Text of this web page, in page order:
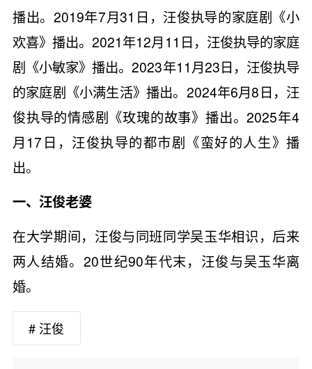
播出。2019年7月31日，汪俊执导的家庭剧《小
欢喜》播出。2021年12月11日，汪俊执导的家庭
剧《小敏家》播出。2023年11月23日，汪俊执导
的家庭剧《小满生活》播出。2024年6月8日，汪
俊执导的情感剧《玫瑰的故事》播出。2025年4
月17日，汪俊执导的都市剧《蛮好的人生》播
出。
一、汪俊老婆
在大学期间，汪俊与同班同学吴玉华相识，后来
两人结婚。20世纪90年代末，汪俊与吴玉华离
婚。
# 汪俊